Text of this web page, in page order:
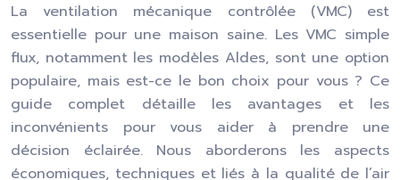
La ventilation mécanique contrôlée (VMC) est
essentielle pour une maison saine. Les VMC simple
flux, notamment les modèles Aldes, sont une option
populaire, mais est-ce le bon choix pour vous ? Ce
guide complet détaille les avantages et les
inconvénients pour vous aider à prendre une
décision éclairée. Nous aborderons les aspects
économiques, techniques et liés à la qualité de l’air